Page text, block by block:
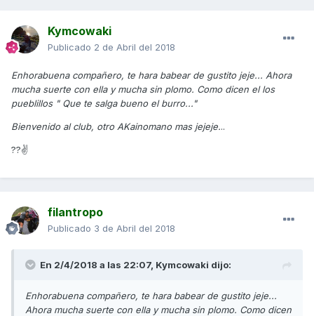
Kymcowaki
Publicado 2 de Abril del 2018
Enhorabuena compañero, te hara babear de gustito jeje... Ahora
mucha suerte con ella y mucha sin plomo. Como dicen el los
pueblillos " Que te salga bueno el burro..."
Bienvenido al club, otro AKainomano mas jejeje...
??✌
filantropo
Publicado 3 de Abril del 2018
En 2/4/2018 a las 22:07, Kymcowaki dijo:
Enhorabuena compañero, te hara babear de gustito jeje...
Ahora mucha suerte con ella y mucha sin plomo. Como dicen